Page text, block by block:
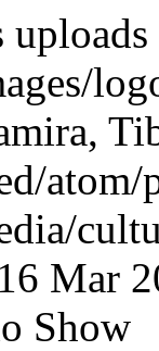
uploads
Mar
Show